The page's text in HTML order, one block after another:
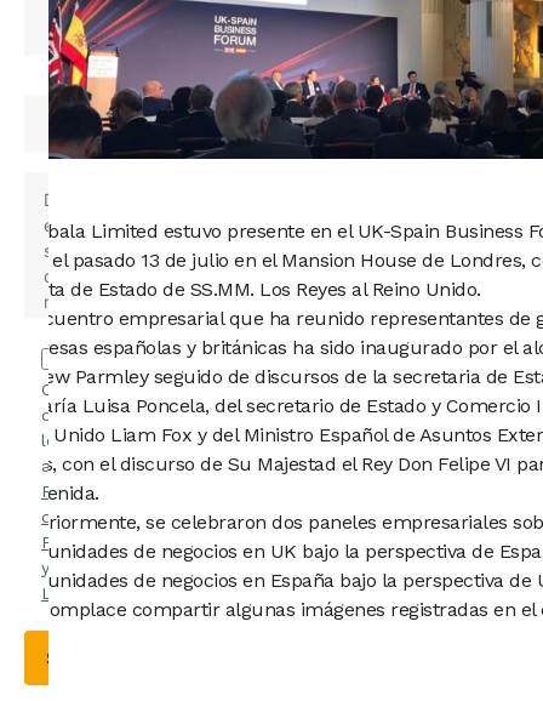
Quabbala Limited estuvo presente en el UK-Spain Business
lugar el pasado 13 de julio en el Mansion House de Londres,
la visita de Estado de SS.MM. Los Reyes al Reino Unido.
El encuentro empresarial que ha reunido representantes de
empresas españolas y británicas ha sido inaugurado por el
Andrew Parmley seguido de discursos de la secretaria de
Dª María Luisa Poncela, del secretario de Estado y Comercio
Reino Unido Liam Fox y del Ministro Español de Asuntos
Dastis, con el discurso de Su Majestad el Rey Don Felipe VI
bienvenida.
Posteriormente, se celebraron dos paneles empresariales
oportunidades de negocios en UK bajo la perspectiva de
oportunidades de negocios en España bajo la perspectiva de
Nos complace compartir algunas imágenes registradas en
Confirmo
que he
leído y
acepto la
Política
de
Privacidad
y el
Legal.